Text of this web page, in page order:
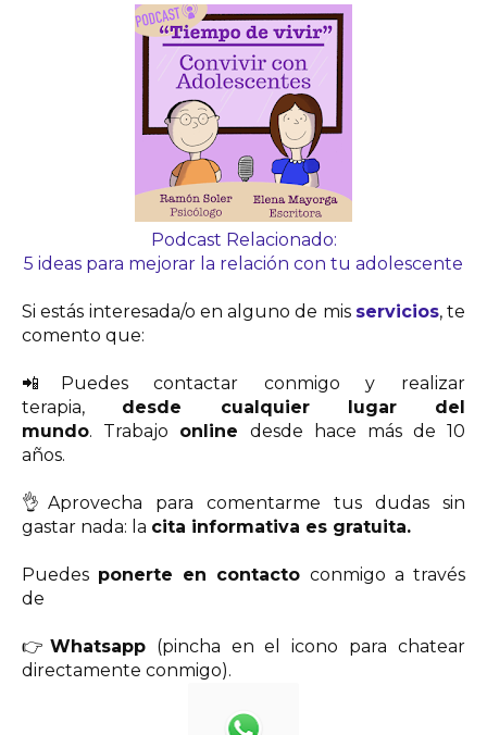
Podcast Relacionado:
5 ideas para mejorar la relación con tu adolescente
Si estás interesada/o en alguno de mis servicios, te
comento que:
📲 Puedes contactar conmigo y realizar
terapia, desde cualquier lugar del
mundo. Trabajo online desde hace más de 10
años.
👌 Aprovecha para comentarme tus dudas sin
gastar nada: la cita informativa es gratuita.
Puedes ponerte en contacto conmigo a través
de
👉 Whatsapp(pincha en el icono para chatear
directamente conmigo).